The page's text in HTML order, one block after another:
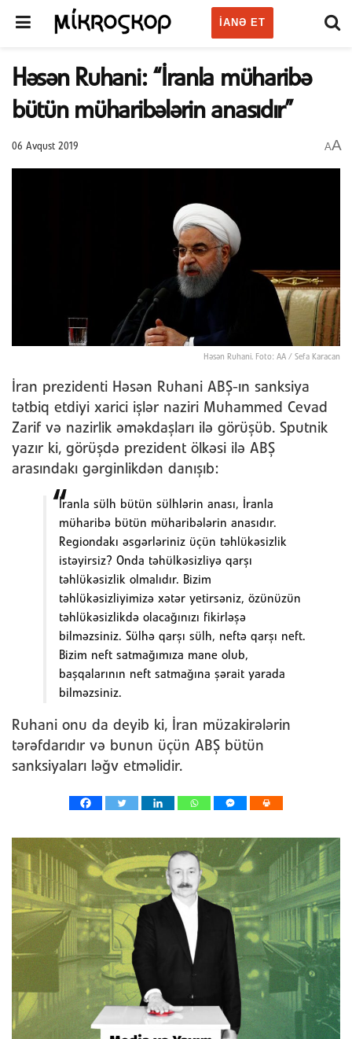
IANƏ ET
Həsən Ruhani: “İranla müharibə
bütün müharibələrin anasıdır”
06 Avqust 2019 AA
Həsən Ruhani. Foto: AA / Sefa Karacan
İran prezidenti Həsən Ruhani ABŞ-ın sanksiya
tətbiq etdiyi xarici işlər naziri Muhammed Cevad
Zarif və nazirlik əməkdaşları ilə görüşüb. Sputnik
yazır ki, görüşdə prezident ölkəsi ilə ABŞ
arasındakı gərginlikdən danışıb:
İranla sülh bütün sülhlərin anası, İranla
müharibə bütün müharibələrin anasıdır.
Regiondakı əsgərləriniz üçün təhlükəsizlik
istəyirsiz? Onda təhülkəsizliyə qarşı
təhlükəsizlik olmalıdır. Bizim
təhlükəsizliyimizə xətər yetirsəniz, özünüzün
təhlükəsizlikdə olacağınızı fikirləşə
bilməzsiniz. Sülhə qarşı sülh, neftə qarşı neft.
Bizim neft satmağımıza mane olub,
başqalarının neft satmağına şərait yarada
bilməzsiniz.
Ruhani onu da deyib ki, İran müzakirələrin
tərəfdarıdır və bunun üçün ABŞ bütün
sanksiyaları ləğv etməlidir.